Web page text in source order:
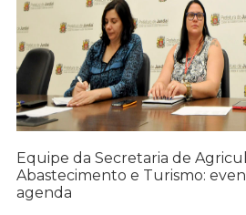
Equipe da Secretaria de
Abastecimento e Turismo:
agenda